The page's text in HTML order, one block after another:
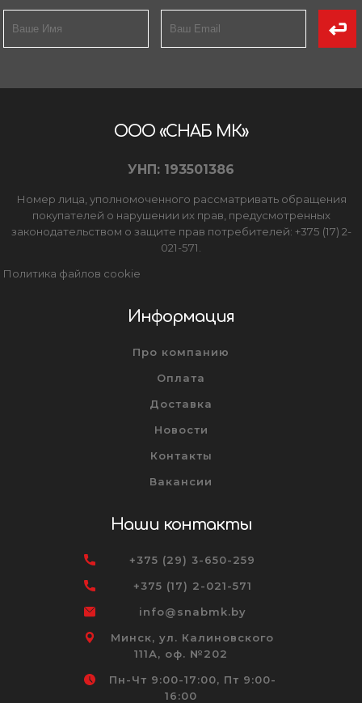
ООО «СНАБ МК»
УНП: 193501386
Номер лица, уполномоченного рассматривать обращения
покупателей о нарушении их прав, предусмотренных
законодательством о защите прав потребителей: +375 (17) 2-
021-571.
Политика файлов cookie
Информация
Про компанию
Оплата
Доставка
Новости
Контакты
Вакансии
Наши контакты
+375 (29) 3-650-259
+375 (17) 2-021-571
info@snabmk.by
Минск, ул. Калиновского
111А, оф. №202
Пн-Чт 9:00-17:00, Пт 9:00-
16:00